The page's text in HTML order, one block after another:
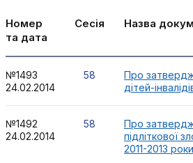
Номер
та дата
Сесія Назва
№1493
24.02.2014
58
Про
дітей-
№1492
24.02.2014
58
Про
підліткової
2011-2013 роки